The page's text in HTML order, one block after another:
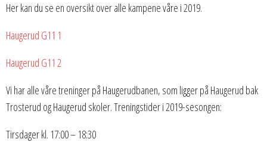
Her kan du se en oversikt over alle kampene våre i 2019.
Haugerud G11 1
Haugerud G11 2
Vi har alle våre treninger på Haugerudbanen, som ligger på Haugerud bak
Trosterud og Haugerud skoler. Treningstider i 2019-sesongen:
Tirsdager kl. 17:00 – 18:30